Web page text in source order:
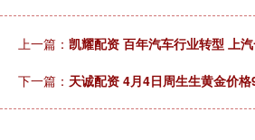
上一篇： 凯耀配资 百年汽车行业转型 上
下一篇： 天诚配资 4月4日周生生黄金价